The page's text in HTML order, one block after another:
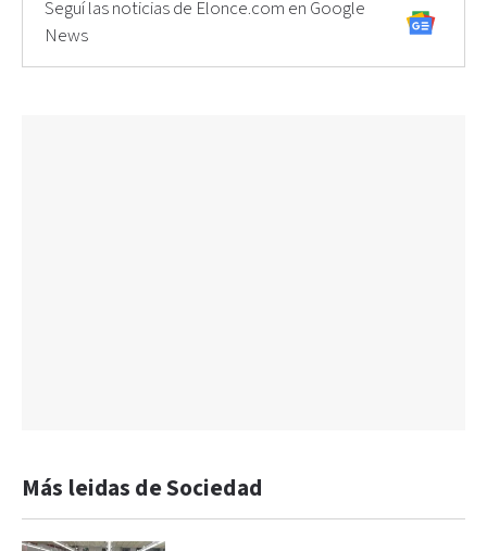
Seguí las noticias de Elonce.com en Google
News
Más leidas de Sociedad